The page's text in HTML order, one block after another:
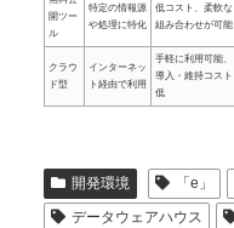
開ツー
ル
特定の情報源
や処理に特化
低コスト、柔軟な
組み合わせが可能
クラウ
ド型
インターネッ
ト経由で利用
手軽に利用可能、
導入・維持コスト
低
開発環境 「e」
データウェアハウス